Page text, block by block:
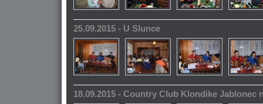
25.09.2015 - U Slunce
18.09.2015 - Country Club Klondike Jablonec